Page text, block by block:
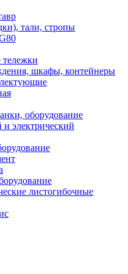
тали, стропы
тележки
шкафы, контейнеры
оборудование
и электрический
листогибочные